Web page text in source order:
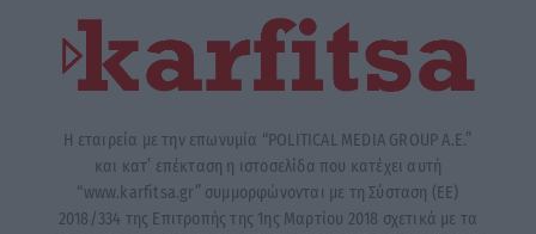
Η εταιρεία με την επωνυμία “POLITICAL MEDIA GROUP A.E.”
και κατ’ επέκταση η ιστοσελίδα που κατέχει αυτή
“www.karfitsa.gr” συμμορφώνονται με τη Σύσταση (ΕΕ)
2018/334 της Επιτροπής της 1ης Μαρτίου 2018 σχετικά με τα